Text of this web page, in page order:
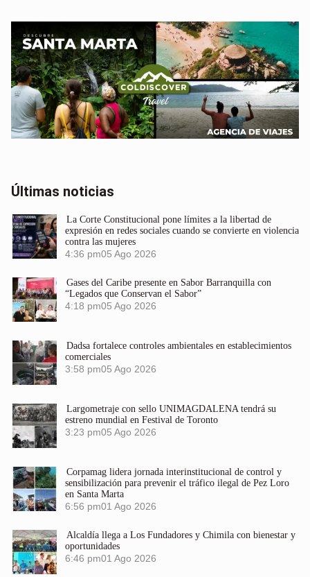
Últimas noticias
La Corte Constitucional pone límites a la libertad de
expresión en redes sociales cuando se convierte en violencia
contra las mujeres
4:36 pm05 Ago 2026
Gases del Caribe presente en Sabor Barranquilla con
“Legados que Conservan el Sabor”
4:18 pm05 Ago 2026
Dadsa fortalece controles ambientales en establecimientos
comerciales
3:58 pm05 Ago 2026
Largometraje con sello UNIMAGDALENA tendrá su
estreno mundial en Festival de Toronto
3:23 pm05 Ago 2026
Corpamag lidera jornada interinstitucional de control y
sensibilización para prevenir el tráfico ilegal de Pez Loro
en Santa Marta
6:56 pm01 Ago 2026
Alcaldía llega a Los Fundadores y Chimila con bienestar y
oportunidades
6:46 pm01 Ago 2026